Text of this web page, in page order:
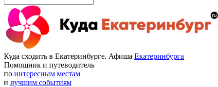
Куда сходить в Екатеринбурге. Афиша Екатеринбурга
Помощник и путеводитель
по интересным местам
и лучшим событиям